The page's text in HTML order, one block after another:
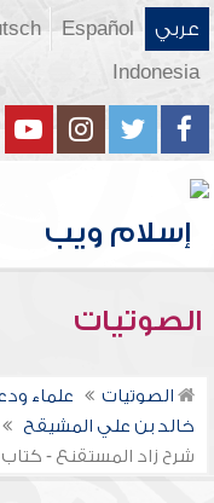
عربي Español
Indonesia
الصوتيات
الصوتيات علماء
خالد بن علي المشيقح
شرح زاد المستقنع - كتاب